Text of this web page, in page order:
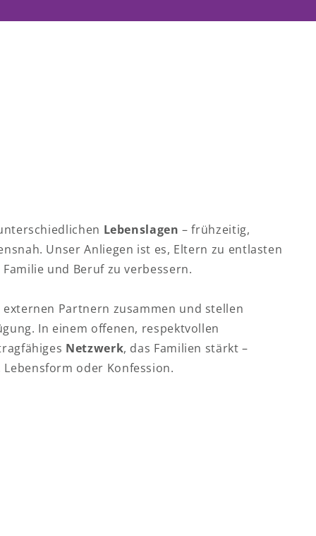
Lebenslagen– frühzeitig,
Unser Anliegen ist es, Eltern zu entlasten
und Beruf zu verbessern.
Partnern zusammen und stellen
In einem offenen, respektvollen
Netzwerk, das Familien stärkt –
oder Konfession.